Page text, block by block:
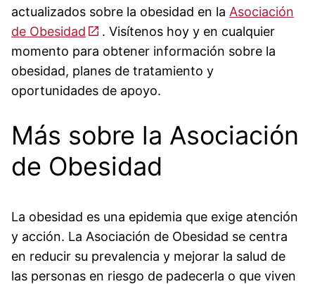
actualizados sobre la obesidad en la Asociación
de Obesidad
. Visítenos hoy y en cualquier
momento para obtener información sobre la
obesidad, planes de tratamiento y
oportunidades de apoyo.
Más sobre la Asociación
de Obesidad
La obesidad es una epidemia que exige atención
y acción. La Asociación de Obesidad se centra
en reducir su prevalencia y mejorar la salud de
las personas en riesgo de padecerla o que viven